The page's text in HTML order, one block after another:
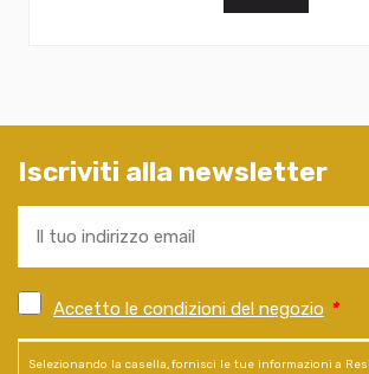
Iscriviti alla newsletter
Accetto le condizioni del negozio *
Selezionando la casella, fornisci le tue informazioni a